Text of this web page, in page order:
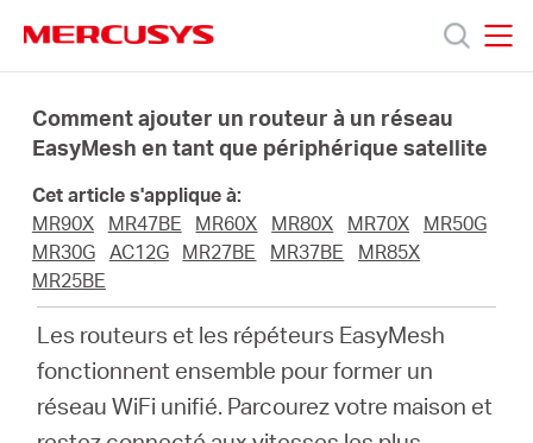
navigation
Produits
propos
Comment ajouter un routeur à un réseau
EasyMesh en tant que périphérique satellite
Cet article s'applique à:
MR90X
MR47BE MR60X MR80X MR70X
MR50G
MR30G
AC12G MR27BE MR37BE
MR85X
MR25BE
Les routeurs et les répéteurs EasyMesh
fonctionnent ensemble pour former un
réseau WiFi unifié. Parcourez votre maison et